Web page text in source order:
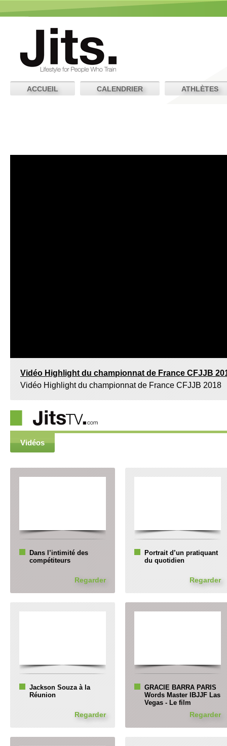
ACCUEIL CALENDRIER ATHLÈTES
Vidéo Highlight du championnat de France CFJJB
Vidéo Highlight du championnat de France CFJJB 2018
Vidéos
Dans l’intimité des
compétiteurs
Regarder
Portrait d’un pratiquant
du quotidien
Regarder
Jackson Souza à la
Réunion
Regarder
GRACIE BARRA PARIS
Words Master IBJJF Las
Vegas - Le film
Regarder